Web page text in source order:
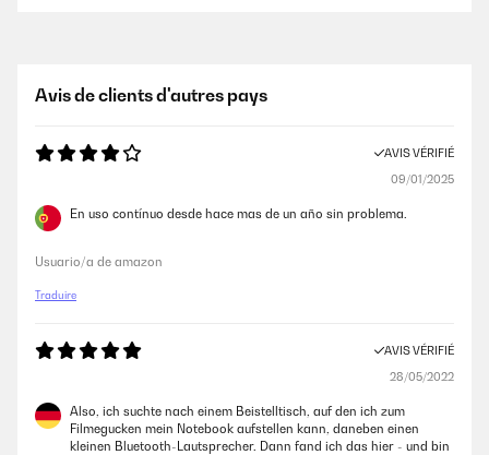
Avis de clients d'autres pays
AVIS VÉRIFIÉ
09/01/2025
En uso contínuo desde hace mas de un año sin problema.
Usuario/a de amazon
Traduire
AVIS VÉRIFIÉ
28/05/2022
Also, ich suchte nach einem Beistelltisch, auf den ich zum
Filmegucken mein Notebook aufstellen kann, daneben einen
kleinen Bluetooth-Lautsprecher. Dann fand ich das hier - und bin